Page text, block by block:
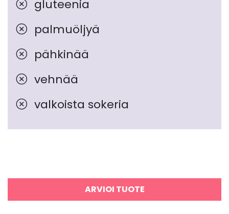
gluteenia
palmuöljyä
pähkinää
vehnää
valkoista sokeria
ARVIOI TUOTE